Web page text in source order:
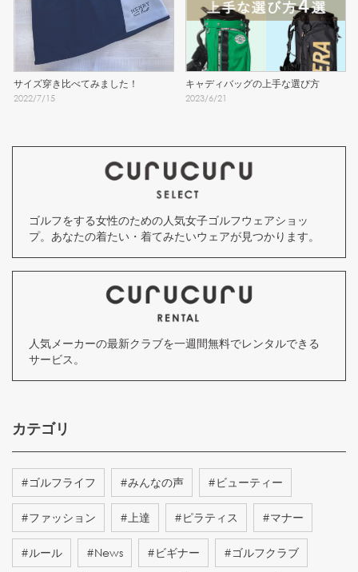
サイズ穿き比べてみました！
2022/7/15
キャディバッグの上手な選び方
2023/6/21
ゴルフをする女性のための人気女子ゴルフウェアショッ
プ。あなたの着たい・着てみたいウェアが見つかります。
人気メーカーの最新クラブを一週間無料でレンタルできる
サービス。
カテゴリ
#ゴルフライフ #みんなの声 #ビューティー
#ファッション #上達 #ピラティス #マナー
#ルール #News #ビギナー #ゴルフクラブ